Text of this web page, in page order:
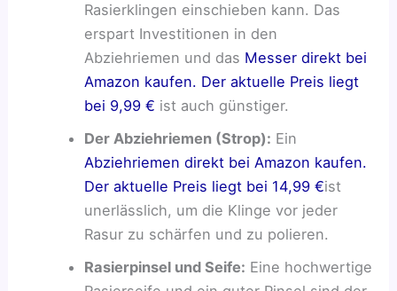
Rasierklingen einschieben kann. Das
erspart Investitionen in den
Abziehriemen und das Messer direkt bei
Amazon kaufen. Der aktuelle Preis liegt
bei 9,99 € ist auch günstiger.
Der Abziehriemen (Strop): Ein
Abziehriemen direkt bei Amazon kaufen.
Der aktuelle Preis liegt bei 14,99 €ist
unerlässlich, um die Klinge vor jeder
Rasur zu schärfen und zu polieren.
Rasierpinsel und Seife: Eine hochwertige